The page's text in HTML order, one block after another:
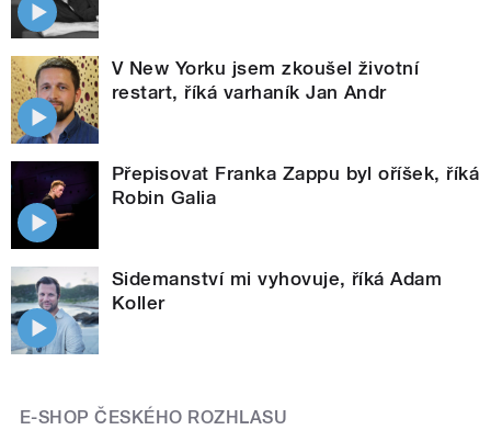
V New Yorku jsem zkoušel životní
restart, říká varhaník Jan Andr
Přepisovat Franka Zappu byl oříšek, říká
Robin Galia
Sidemanství mi vyhovuje, říká Adam
Koller
E-SHOP ČESKÉHO ROZHLASU